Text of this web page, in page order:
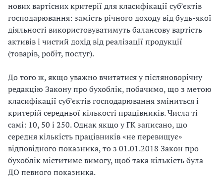
нових вартісних критерії для класифікації суб’єктів
господарювання: замість річного доходу від будь-якої
діяльності використовуватимуть балансову вартість
активів і чистий дохід від реалізації продукції
(товарів, робіт, послуг).
До того ж, якщо уважно вчитатися у післяноворічну
редакцію Закону про бухоблік, побачимо, що з метою
класифікації суб’єктів господарювання зміниться і
критерій середньої кількості працівників. Числа ті
самі: 10, 50 і 250. Однак якщо у ГК записано, що
середня кількість працівників «не перевищує»
відповідного показника, то з 01.01.2018 Закон про
бухоблік міститиме вимогу, щоб така кількість була
ДО певного показника.